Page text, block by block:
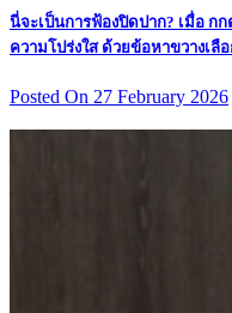
นี่จะเป็นการฟ้องปิดปาก? เมื่อ ก
ความโปร่งใส ด้วยข้อหาขวางเลื
Posted On 27 February 2026